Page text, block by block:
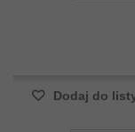
Dodaj do